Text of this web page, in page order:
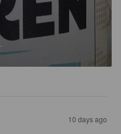
10 days ago